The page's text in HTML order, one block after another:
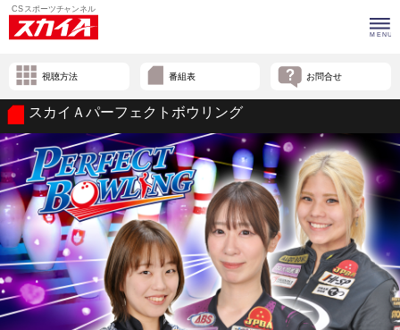
視聴方法 番組表 お問合せ
スカイＡパーフェクトボウリング